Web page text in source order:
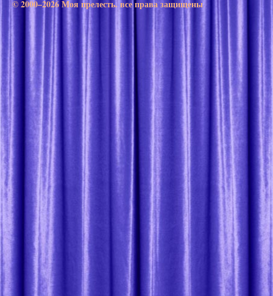
© 2000–2026 Моя прелесть. все права защищены